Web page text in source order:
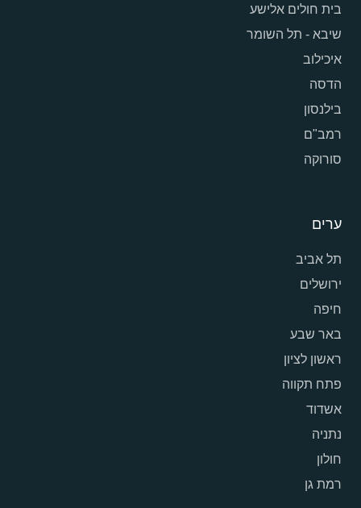
בית חולים אלישע
שיבא - תל השומר
איכילוב
הדסה
בילנסון
רמב"ם
סורוקה
ערים
תל אביב
ירושלים
חיפה
באר שבע
ראשון לציון
פתח תקווה
אשדוד
נתניה
חולון
רמת גן